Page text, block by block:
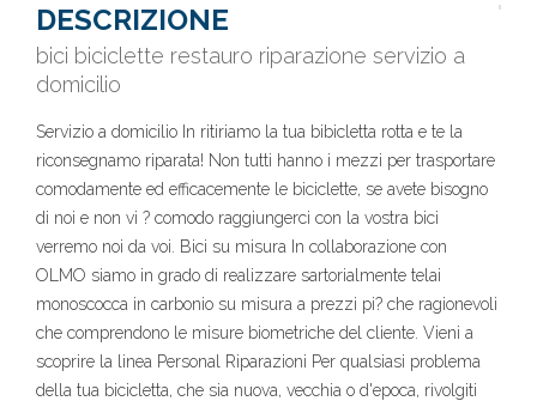
DESCRIZIONE
bici biciclette restauro riparazione servizio a
domicilio
Servizio a domicilio In ritiriamo la tua bibicletta rotta e te la
riconsegnamo riparata! Non tutti hanno i mezzi per trasportare
comodamente ed efficacemente le biciclette, se avete bisogno
di noi e non vi ? comodo raggiungerci con la vostra bici
verremo noi da voi. Bici su misura In collaborazione con
OLMO siamo in grado di realizzare sartorialmente telai
monoscocca in carbonio su misura a prezzi pi? che ragionevoli
che comprendono le misure biometriche del cliente. Vieni a
scoprire la linea Personal Riparazioni Per qualsiasi problema
della tua bicicletta, che sia nuova, vecchia o d'epoca, rivolgiti